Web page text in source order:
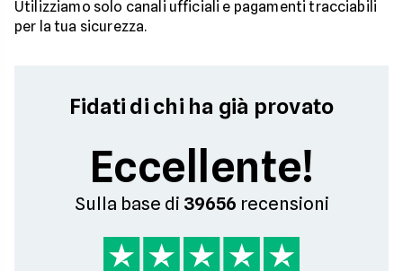
Utilizziamo solo canali ufficiali e pagamenti tracciabili
per la tua sicurezza.
Fidati di chi ha già provato
Eccellente!
Sulla base di 39656 recensioni